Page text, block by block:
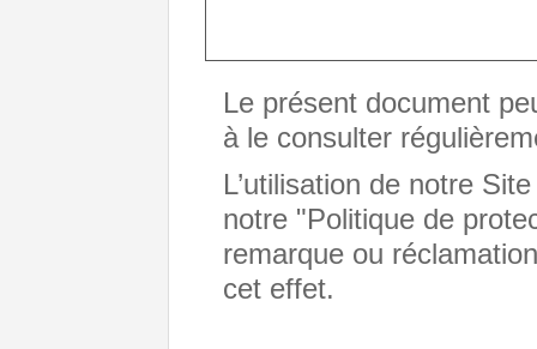
Le présent document
à le consulter
L’utilisation de notre
notre "Politique de
remarque ou
cet effet.